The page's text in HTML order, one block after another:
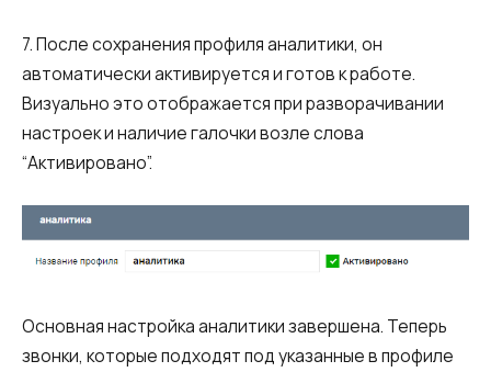
7. После сохранения профиля аналитики, он
автоматически активируется и готов к работе.
Визуально это отображается при разворачивании
настроек и наличие галочки возле слова
“Активировано”.
Основная настройка аналитики завершена. Теперь
звонки, которые подходят под указанные в профиле